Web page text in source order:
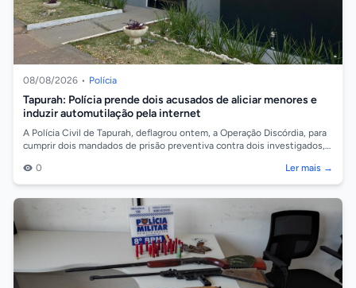
08/08/2026 • Polícia
Tapurah: Polícia prende dois acusados de aliciar menores e
induzir automutilação pela internet
A Polícia Civil de Tapurah, deflagrou ontem, a Operação Discórdia, para
cumprir dois mandados de prisão preventiva contra dois investigados,
0
Ler mais →